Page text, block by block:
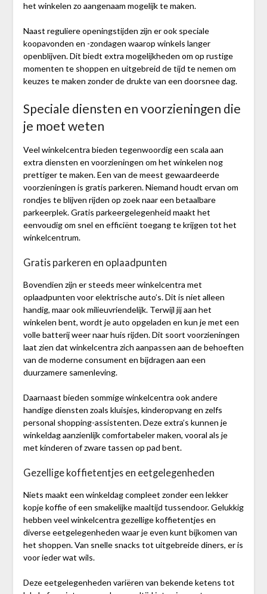
het winkelen zo aangenaam mogelijk te maken.
Naast reguliere openingstijden zijn er ook speciale
koopavonden en -zondagen waarop winkels langer
openblijven. Dit biedt extra mogelijkheden om op rustige
momenten te shoppen en uitgebreid de tijd te nemen om
keuzes te maken zonder de drukte van een doorsnee dag.
Speciale diensten en voorzieningen die
je moet weten
Veel winkelcentra bieden tegenwoordig een scala aan
extra diensten en voorzieningen om het winkelen nog
prettiger te maken. Een van de meest gewaardeerde
voorzieningen is gratis parkeren. Niemand houdt ervan om
rondjes te blijven rijden op zoek naar een betaalbare
parkeerplek. Gratis parkeergelegenheid maakt het
eenvoudig om snel en efficiënt toegang te krijgen tot het
winkelcentrum.
Gratis parkeren en oplaadpunten
Bovendien zijn er steeds meer winkelcentra met
oplaadpunten voor elektrische auto’s. Dit is niet alleen
handig, maar ook milieuvriendelijk. Terwijl jij aan het
winkelen bent, wordt je auto opgeladen en kun je met een
volle batterij weer naar huis rijden. Dit soort voorzieningen
laat zien dat winkelcentra zich aanpassen aan de behoeften
van de moderne consument en bijdragen aan een
duurzamere samenleving.
Daarnaast bieden sommige winkelcentra ook andere
handige diensten zoals kluisjes, kinderopvang en zelfs
personal shopping-assistenten. Deze extra’s kunnen je
winkeldag aanzienlijk comfortabeler maken, vooral als je
met kinderen of zware tassen op pad bent.
Gezellige koffietentjes en eetgelegenheden
Niets maakt een winkeldag compleet zonder een lekker
kopje koffie of een smakelijke maaltijd tussendoor. Gelukkig
hebben veel winkelcentra gezellige koffietentjes en
diverse eetgelegenheden waar je even kunt bijkomen van
het shoppen. Van snelle snacks tot uitgebreide diners, er is
voor ieder wat wils.
Deze eetgelegenheden variëren van bekende ketens tot